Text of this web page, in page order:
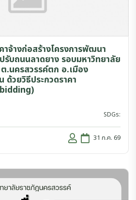
าจ้างก่อสร้างโครงการพัฒนา
รับถนนลาดยาง รอบมหาวิทยาลัย
.นครสวรรค์ตก อ.เมือง
ด้วยวิธีประกวดราคา
SDGs:
31 ก.ค. 69